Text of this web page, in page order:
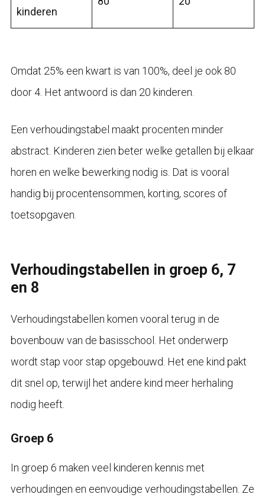
kinderen
Omdat 25% een kwart is van 100%, deel je ook 80
door 4. Het antwoord is dan 20 kinderen.
Een verhoudingstabel maakt procenten minder
abstract. Kinderen zien beter welke getallen bij elkaar
horen en welke bewerking nodig is. Dat is vooral
handig bij procentensommen, korting, scores of
toetsopgaven.
Verhoudingstabellen in groep 6, 7
en 8
Verhoudingstabellen komen vooral terug in de
bovenbouw van de basisschool. Het onderwerp
wordt stap voor stap opgebouwd. Het ene kind pakt
dit snel op, terwijl het andere kind meer herhaling
nodig heeft.
Groep 6
In groep 6 maken veel kinderen kennis met
verhoudingen en eenvoudige verhoudingstabellen. Ze